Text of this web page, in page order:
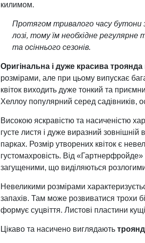
килимом.
Протягом тривалого часу
лозі, тому їм необхідне
та осіннього сезонів.
Оригінальна і дуже красива
розмірами, але при цьому випускає
квіток виходить дуже тонкий та
Хеллоу популярний серед садівників,
Високою яскравістю та насиченістю
густе листя і дуже виразний зовнішній
парках. Розмір утворених квіток є
густомахровість. Від
загущеними, що виділяються
Невеликими розмірами
запахів. Там може розвиватися трохи
формує суцвіття. Листові пластини
Цікаво та насичено виглядають